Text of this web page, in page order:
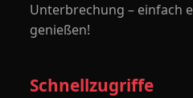
Unterbrechung – einfach
genießen!
Schnellzugriffe